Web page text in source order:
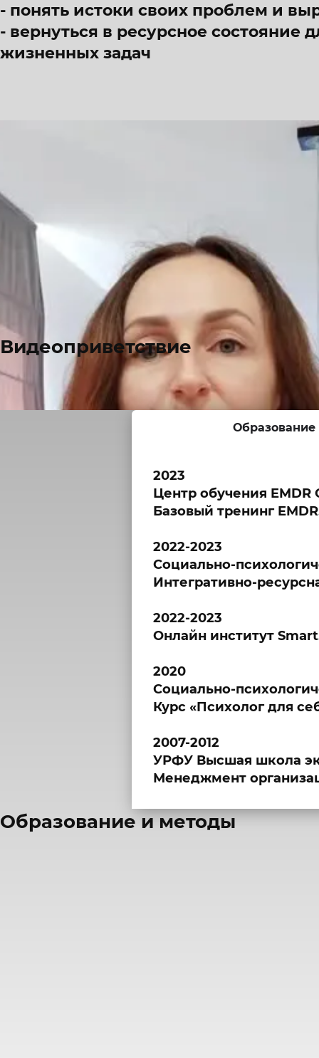
- понять истоки своих проблем и
- вернуться в ресурсное
жизненных задач
Видеоприветствие
Образование
2023
Центр обучения EMDR
Базовый тренинг
2022-2023
Социально-
Интегративно-
2022-2023
Онлайн институт
2020
Социально-
Курс «Психолог для
2007-2012
УРФУ Высшая школа
Менеджмент
​Образование и методы